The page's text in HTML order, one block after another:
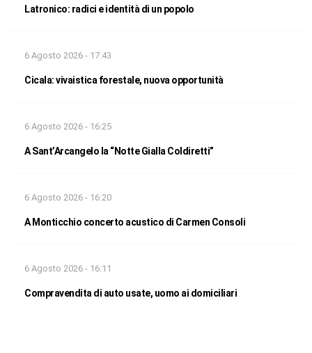
Latronico: radici e identità di un popolo
6 Agosto 2026 - 17:43
Cicala: vivaistica forestale, nuova opportunità
6 Agosto 2026 - 16:25
A Sant’Arcangelo la “Notte Gialla Coldiretti”
6 Agosto 2026 - 16:20
A Monticchio concerto acustico di Carmen Consoli
6 Agosto 2026 - 16:11
Compravendita di auto usate, uomo ai domiciliari